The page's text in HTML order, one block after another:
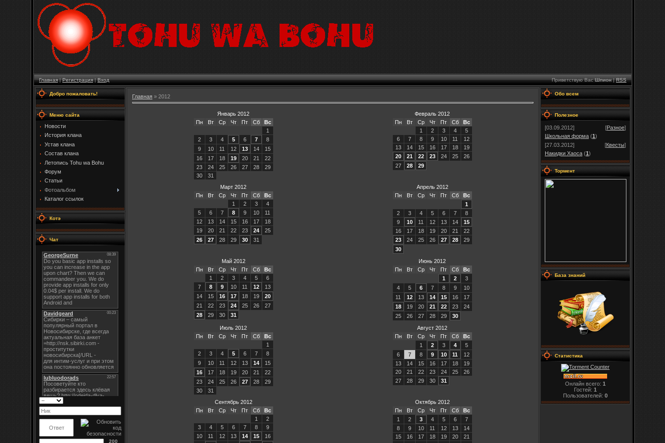
Главная|Регистрация|Вход Приветствую Вас Шпион|RSS
Добро пожаловать!
Меню сайта
Новости
История клана
Устав клана
Состав клана
Летопись Tohu wa Bohu
Форум
Статьи
Фотоальбом
Каталог ссылок
Котэ
Чат
200
Главная » 2012
Январь 2012
Пн
Вт Ср Чт Пт Сб
Вс
1
2
3 4 5 6 7
8
9
10 11 12 13 14
15
16
17 18 19 20 21
22
23
24 25 26 27 28
29
30
31
Февраль 2012
Пн
Вт Ср Чт Пт Сб
Вс
1
2 3 4
5
6
7 8 9 10 11
12
13
14 15 16 17 18
19
20
21 22 23 24 25
26
27
28 29
Март 2012
Пн
Вт Ср Чт Пт Сб
Вс
1
2 3
4
5
6 7 8 9 10
11
12
13 14 15 16 17
18
19
20 21 22 23 24
25
26
27 28 29 30 31
Апрель 2012
Пн
Вт Ср Чт Пт Сб
Вс
1
2
3 4 5 6 7
8
9
10 11 12 13 14
15
16
17 18 19 20 21
22
23
24 25 26 27 28
29
30
Май 2012
Пн
Вт Ср Чт Пт Сб
Вс
1
2 3 4 5
6
7
8 9 10 11 12
13
14
15 16 17 18 19
20
21
22 23 24 25 26
27
28
29 30 31
Июнь 2012
Пн
Вт Ср Чт Пт Сб
Вс
1
2
3
4
5 6 7 8 9
10
11
12 13 14 15 16
17
18
19 20 21 22 23
24
25
26 27 28 29
30
Июль 2012
Пн
Вт Ср Чт Пт Сб
Вс
1
2
3 4 5 6 7
8
9
10 11 12 13 14
15
16
17 18 19 20 21
22
23
24 25 26 27 28
29
30
31
Август 2012
Пн
Вт Ср Чт Пт Сб
Вс
1
2 3 4
5
6
7 8 9 10 11
12
13
14 15 16 17 18
19
20
21 22 23 24 25
26
27
28 29 30 31
Сентябрь 2012
Пн
Вт Ср Чт Пт Сб
Вс
1
2
3
4 5 6 7 8
9
10
11 12 13 14 15
16
Октябрь 2012
Пн
Вт Ср Чт Пт Сб
Вс
1
2 3 4 5 6
7
8
9 10 11 12 13
14
15
16 17 18 19 20
21
Обо всем
Полезное
[03.09.2012] [Разное]
Школьная форма (1)
[27.03.2012]
[Квесты]
Накидки Хаоса (1)
Тормент
База знаний
Статистика
Онлайн всего: 1
Гостей: 1
Пользователей: 0